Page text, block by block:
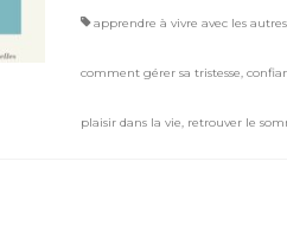
apprendre à vivre avec les autres
comment gérer sa tristesse,
plaisir dans la vie, retrouver le